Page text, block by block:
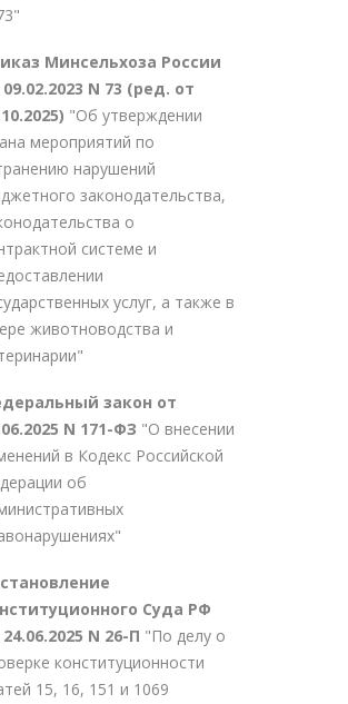
Минсельхоза России
N 73 (ред. от
"Об утверждении
мероприятий по
нарушений
законодательства,
о
системе и
услуг, а также в
животноводства и
закон от
N 171-ФЗ "О внесении
в Кодекс Российской
об
Суда РФ
N 26-П "По делу о
конституционности
15, 16, 151 и 1069